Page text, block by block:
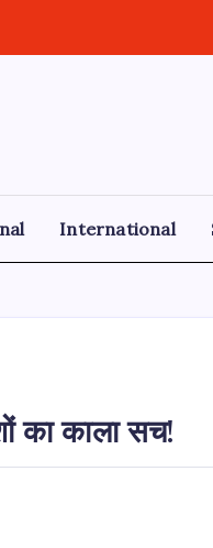
International
का काला सच!